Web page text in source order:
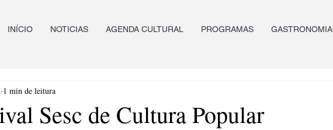
INÍCIO NOTICIAS AGENDA CULTURAL PROGRAMAS GASTRONOMIA
Sesc de Cultura Popular
1 min de leitura